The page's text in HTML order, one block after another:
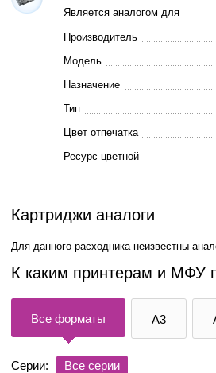
Является аналогом для
Производитель
Модель
Назначение
Тип
Цвет отпечатка
Ресурс цветной
Картриджи аналоги
Для данного расходника неизвестны
К каким принтерам и МФУ
Все форматы A3
Серии: Все серии